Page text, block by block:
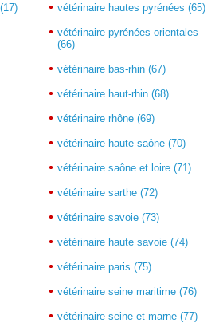
vétérinaire hautes pyrénées (65)
vétérinaire pyrénées orientales
(66)
vétérinaire bas-rhin (67)
vétérinaire haut-rhin (68)
vétérinaire rhône (69)
vétérinaire haute saône (70)
vétérinaire saône et loire (71)
vétérinaire sarthe (72)
vétérinaire savoie (73)
vétérinaire haute savoie (74)
vétérinaire paris (75)
vétérinaire seine maritime (76)
vétérinaire seine et marne (77)